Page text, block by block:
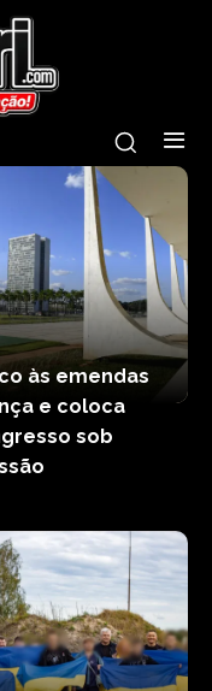
às emendas
e coloca
sob